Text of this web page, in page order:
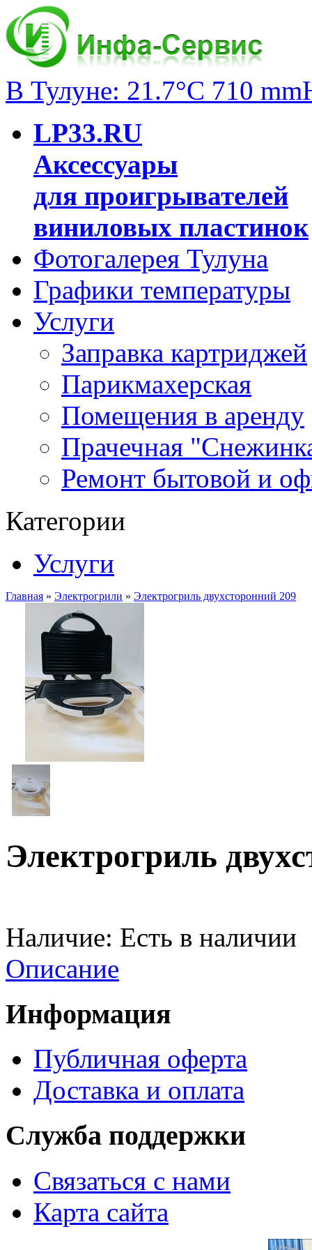
В Тулуне: 21.7°C 710
LP33.RU
Аксессуары
для проигрывателей
виниловых пластинок
Фотогалерея Тулуна
Графики температуры
Услуги
Заправка картриджей
Парикмахерская
Помещения в аренду
Прачечная
Ремонт бытовой и
Категории
Услуги
Главная » Электрогрили » Электрогриль двухсторонний 209
Электрогриль
Наличие: Есть в наличии
Описание
Информация
Публичная оферта
Доставка и оплата
Служба поддержки
Связаться с нами
Карта сайта